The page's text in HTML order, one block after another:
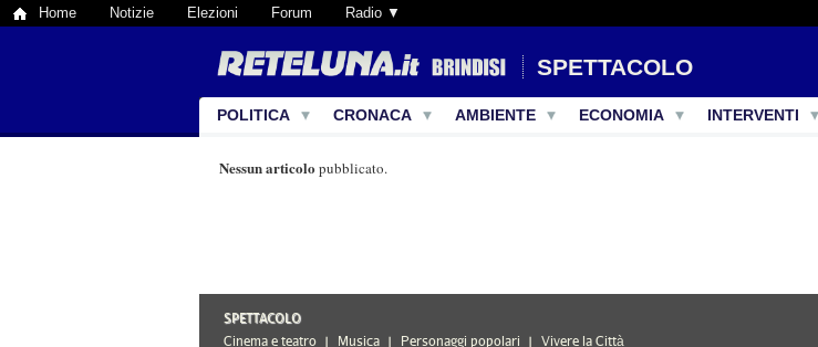
Home Notizie Elezioni Forum Radio ▼
SPETTACOLO
POLITICA CRONACA AMBIENTE ECONOMIA INTERVENTI
Nessun articolo pubblicato.